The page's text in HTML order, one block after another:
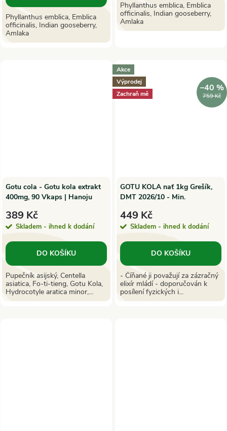
Phyllanthus emblica, Emblica
officinalis, Indian gooseberry,
Amlaka
Phyllanthus emblica, Emblica
officinalis, Indian gooseberry,
Amlaka
Gotu cola - Gotu kola extrakt
400mg, 90 Vkaps | Hanoju
389 Kč
Skladem - ihned k dodání
DO KOŠÍKU
Pupečník asijský, Centella
asiatica, Fo-ti-tieng, Gotu Kola,
Hydrocotyle aratica minor,...
Akce
Výprodej
Zachraň mě
759 Kč
–40 %
GOTU KOLA nať 1kg Grešík,
DMT 2026/10 - Min.
449 Kč
Skladem - ihned k dodání
DO KOŠÍKU
- Číňané ji považují za zázračný
elixír mládí - doporučován k
posílení fyzických i...